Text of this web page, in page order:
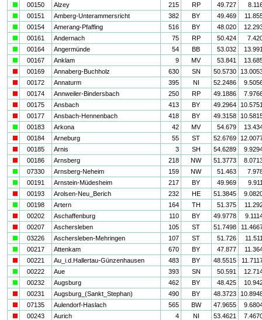
00150 Alzey 215 RP 49.727
00151 Amberg-Unterammersricht 382 BY 49.469
00154 Amerang-Pfaffing 516 BY 48.020
00161 Andernach 75 RP 50.424
00164 Angermünde 54 BB 53.032
00167 Anklam 9 MV 53.841
00169 Annaberg-Buchholz 630 SN 50.5730
00172 Annaturm 395 NI 52.2486
00174 Annweiler-Bindersbach 250 RP 49.1886
00175 Ansbach 413 BY 49.2964
00177 Ansbach-Hennenbach 418 BY 49.3158
00183 Arkona 42 MV 54.679
00184 Arneburg 55 ST 52.6769
00185 Arnis 3 SH 54.6289
00186 Arnsberg 218 NW 51.3773
07330 Arnsberg-Neheim 159 NW 51.463
00191 Arnstein-Müdesheim 217 BY 49.969
00193 Arolsen-Neu_Berich 232 HE 51.3845
00198 Artern 164 TH 51.375
00202 Aschaffenburg 110 BY 49.9778
00207 Aschersleben 105 ST 51.7498
03226 Aschersleben-Mehringen 107 ST 51.726
00217 Attenkam 670 BY 47.877
00221 Au_i.d.Hallertau-Günzenhausen 483 BY 48.5515
00222 Aue 393 SN 50.591
00232 Augsburg 462 BY 48.425
00231 Augsburg_(Sankt_Stephan) 490 BY 48.3723
07135 Aulendorf-Haslach 565 BW 47.9655
00243 Aurich 4 NI 53.4621